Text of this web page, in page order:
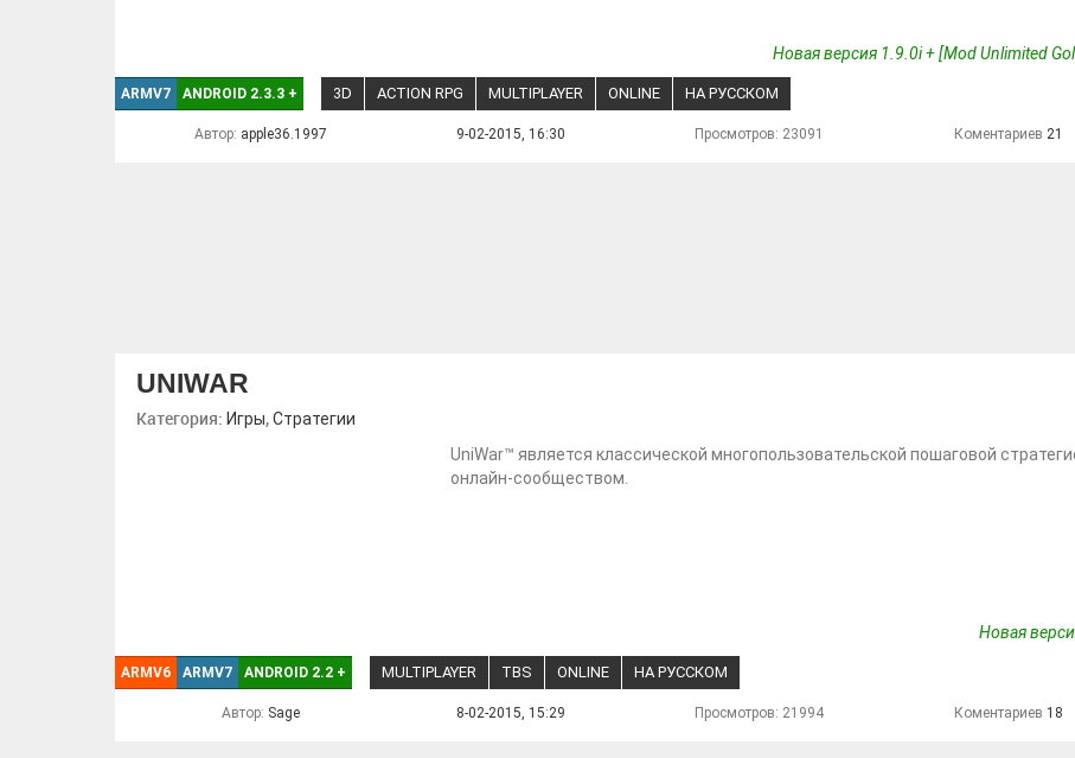
Новая версия 1.9.0i + [Mod Unlimited
ARMV7 ANDROID 2.3.3 + 3D ACTION RPG MULTIPLAYER ONLINE НА РУССКОМ
Автор: apple36.1997 9-02-2015, 16:30 Просмотров: 23091 Коментариев21
UNIWAR
Категория: Игры,Стратегии
UniWar™ является классической многопользовательской пошаговой
онлайн-сообществом.
Новая
ARMV6 ARMV7 ANDROID 2.2 + MULTIPLAYER TBS ONLINE НА РУССКОМ
Автор: Sage 8-02-2015, 15:29 Просмотров: 21994 Коментариев 18